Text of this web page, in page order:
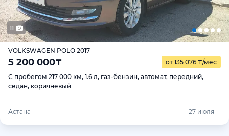
11
VOLKSWAGEN POLO 2017
5 200 000₸ от 135 076 ₸/мес
С пробегом 217 000 км, 1.6 л, газ-бензин, автомат, передний,
седан, коричневый
Астана 27 июля